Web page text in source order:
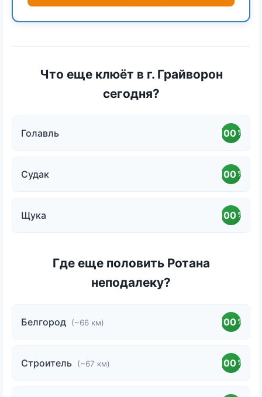
Что еще клюёт в г. Грайворон
сегодня?
Голавль 100 %
Судак 100 %
Щука 100 %
Где еще половить Ротана
неподалеку?
Белгород (~66 км) 100 %
Строитель (~67 км) 100 %